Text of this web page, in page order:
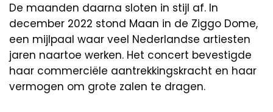
De maanden daarna sloten in stijl af. In
december 2022 stond Maan in de Ziggo Dome,
een mijlpaal waar veel Nederlandse artiesten
jaren naartoe werken. Het concert bevestigde
haar commerciële aantrekkingskracht en haar
vermogen om grote zalen te dragen.